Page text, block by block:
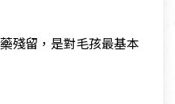
殘留，是對毛孩最基本